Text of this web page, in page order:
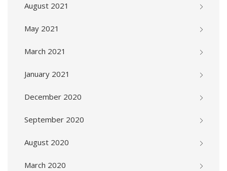
August 2021
May 2021
March 2021
January 2021
December 2020
September 2020
August 2020
March 2020